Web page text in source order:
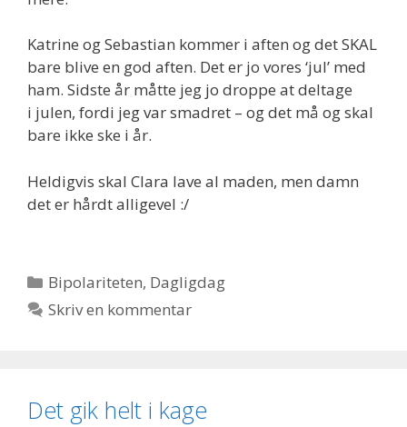
Katrine og Sebastian kommer i aften og det SKAL
bare blive en god aften. Det er jo vores ‘jul’ med
ham. Sidste år måtte jeg jo droppe at deltage
i julen, fordi jeg var smadret – og det må og skal
bare ikke ske i år.
Heldigvis skal Clara lave al maden, men damn
det er hårdt alligevel :/
Kategorier
Bipolariteten, Dagligdag
Skriv en kommentar
Det gik helt i kage